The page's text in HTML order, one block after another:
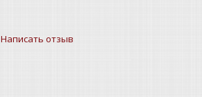
Написать отзыв